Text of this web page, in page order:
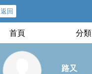
返回
首頁 分類
路又